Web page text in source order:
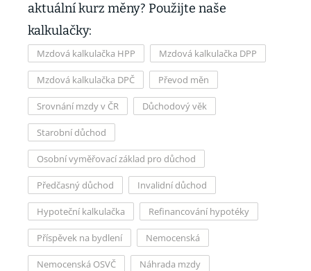
aktuální kurz měny? Použijte naše
kalkulačky:
Mzdová kalkulačka HPP Mzdová kalkulačka DPP
Mzdová kalkulačka DPČ Převod měn
Srovnání mzdy v ČR Důchodový věk
Starobní důchod
Osobní vyměřovací základ pro důchod
Předčasný důchod Invalidní důchod
Hypoteční kalkulačka Refinancování hypotéky
Příspěvek na bydlení Nemocenská
Nemocenská OSVČ Náhrada mzdy